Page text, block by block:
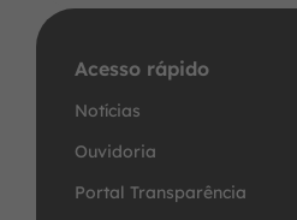
Rede
Social
Instagram
Rede
Social
Acesso rápido
Notícias
Ouvidoria
Portal Transparência